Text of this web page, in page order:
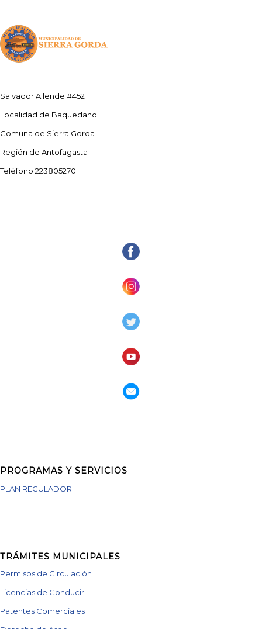
Salvador Allende #452
Localidad de Baquedano
Comuna de Sierra Gorda
Región de Antofagasta
Teléfono 223805270
PROGRAMAS Y SERVICIOS
PLAN REGULADOR
TRÁMITES MUNICIPALES
Permisos de Circulación
Licencias de Conducir
Patentes Comerciales